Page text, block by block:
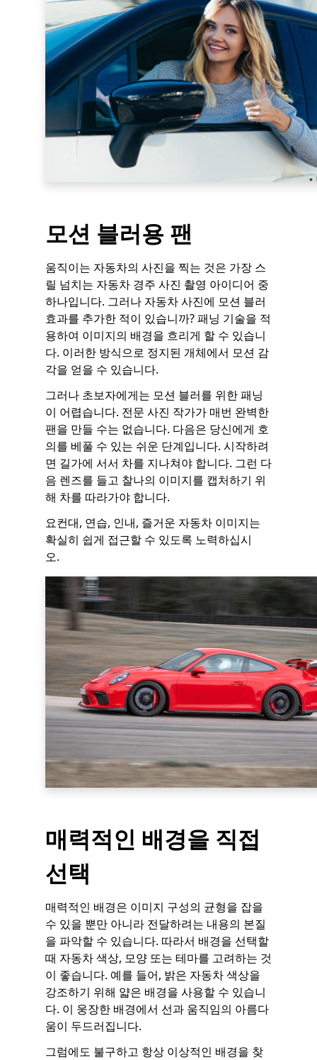
모션 블러용 팬
움직이는 자동차의 사진을 찍는 것은 가장 스
릴 넘치는 자동차 경주 사진 촬영 아이디어 중
하나입니다. 그러나 자동차 사진에 모션 블러
효과를 추가한 적이 있습니까? 패닝 기술을 적
용하여 이미지의 배경을 흐리게 할 수 있습니
다. 이러한 방식으로 정지된 개체에서 모션 감
각을 얻을 수 있습니다.
그러나 초보자에게는 모션 블러를 위한 패닝
이 어렵습니다. 전문 사진 작가가 매번 완벽한
팬을 만들 수는 없습니다. 다음은 당신에게 호
의를 베풀 수 있는 쉬운 단계입니다. 시작하려
면 길가에 서서 차를 지나쳐야 합니다. 그런 다
음 렌즈를 들고 찰나의 이미지를 캡처하기 위
해 차를 따라가야 합니다.
요컨대, 연습, 인내, 즐거운 자동차 이미지는
확실히 쉽게 접근할 수 있도록 노력하십시
오.
매력적인 배경을 직접
선택
매력적인 배경은 이미지 구성의 균형을 잡을
수 있을 뿐만 아니라 전달하려는 내용의 본질
을 파악할 수 있습니다. 따라서 배경을 선택할
때 자동차 색상, 모양 또는 테마를 고려하는 것
이 좋습니다. 예를 들어, 밝은 자동차 색상을
강조하기 위해 얇은 배경을 사용할 수 있습니
다. 이 웅장한 배경에서 선과 움직임의 아름다
움이 두드러집니다.
그럼에도 불구하고 항상 이상적인 배경을 찾